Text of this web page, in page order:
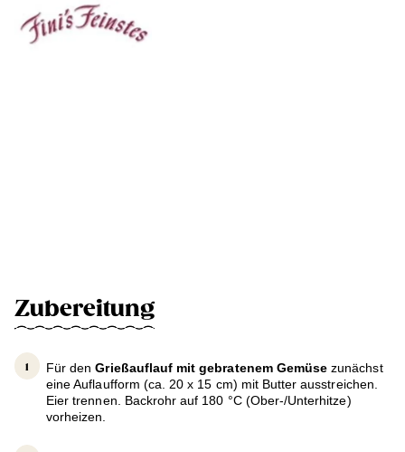
Zubereitung
Für denGrießauflauf mit gebratenem Gemüse zunächst
eine Auflaufform (ca. 20 x 15 cm) mit Butter ausstreichen.
Eier trennen. Backrohr auf 180 °C (Ober-/Unterhitze)
vorheizen.